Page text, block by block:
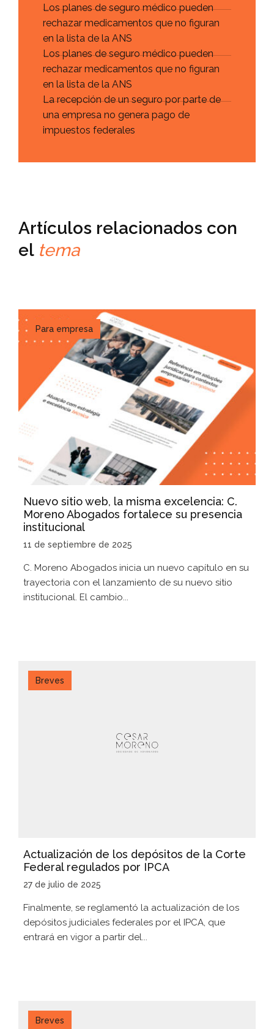
Los planes de seguro médico pueden
rechazar medicamentos que no figuran
en la lista de la ANS
Los planes de seguro médico pueden
rechazar medicamentos que no figuran
en la lista de la ANS
La recepción de un seguro por parte de
una empresa no genera pago de
impuestos federales
Artículos relacionados con
el tema
Para empresa
Nuevo sitio web, la misma excelencia: C.
Moreno Abogados fortalece su presencia
institucional
11 de septiembre de 2025
C. Moreno Abogados inicia un nuevo capítulo en su
trayectoria con el lanzamiento de su nuevo sitio
institucional. El cambio...
Breves
Actualización de los depósitos de la Corte
Federal regulados por IPCA
27 de julio de 2025
Finalmente, se reglamentó la actualización de los
depósitos judiciales federales por el IPCA, que
entrará en vigor a partir del...
Breves